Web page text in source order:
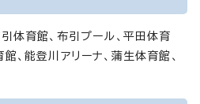
体育館、布引プール、平田体育
、能登川アリーナ、蒲生体育館、